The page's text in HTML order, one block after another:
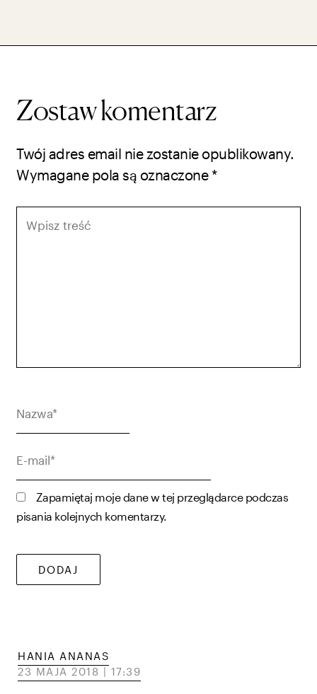
HANIA ANANAS
23 MAJA 2018 | 17:39
Zostaw komentarz
Twój adres email nie zostanie opublikowany.
Wymagane pola są oznaczone *
treść
mail*
Zapamiętaj moje dane w tej przeglądarce podczas
pisania kolejnych komentarzy.